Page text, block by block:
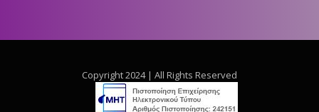
Copyright 2024 | All Rights Reserved